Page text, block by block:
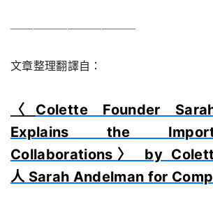
文章整理翻譯自：
〈 Colette Founder
Explains the
Collaborations〉 by
人 Sarah Andelman for